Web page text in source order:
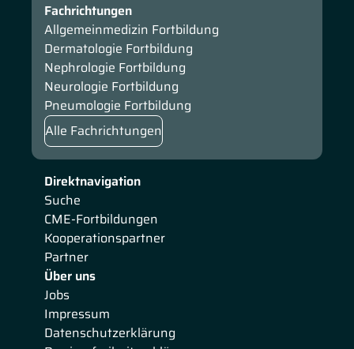
Direktnavigation
Suche
CME-Fortbildungen
Kooperationspartner
Partner
Über uns
Jobs
Impressum
Datenschutzerklärung
Fachrichtungen
Allgemeinmedizin Fortbildung
Dermatologie Fortbildung
Nephrologie Fortbildung
Neurologie Fortbildung
Pneumologie Fortbildung
Alle Fachrichtungen